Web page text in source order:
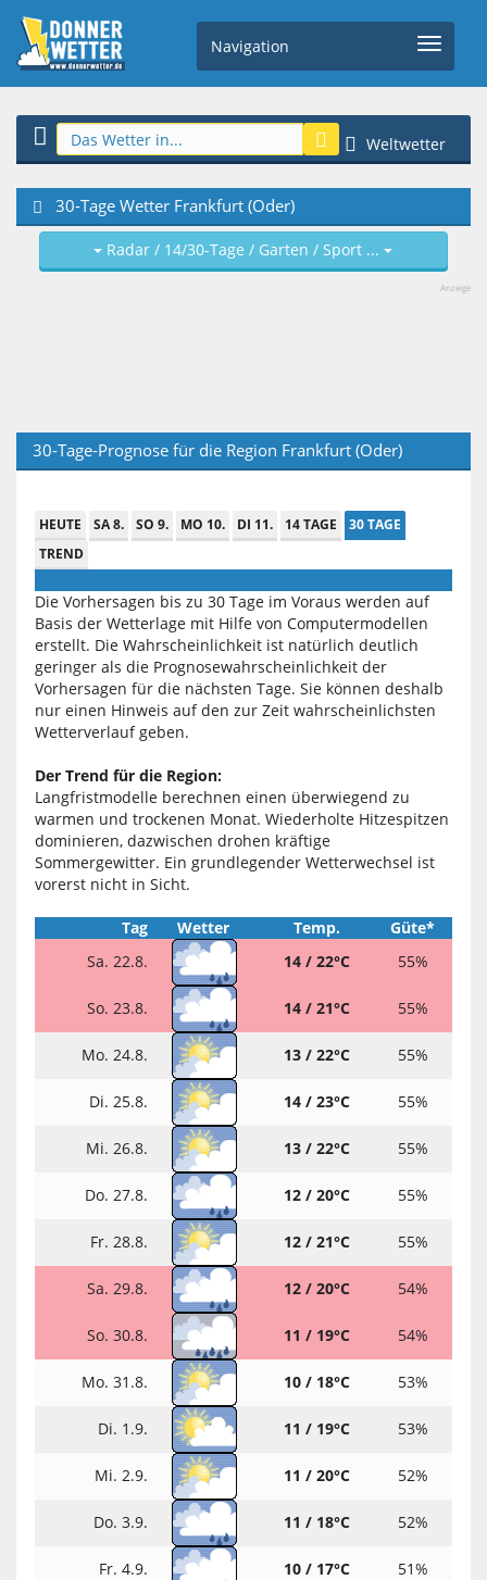
Navigation
Weltwetter
30-Tage Wetter Frankfurt (Oder)
Radar / 14/30-Tage / Garten / Sport ...
Anzeige
30-Tage-Prognose für die Region Frankfurt (Oder)
HEUTE SA 8. SO 9. MO 10. DI 11. 14 TAGE
30 TAGE
TREND
Die Vorhersagen bis zu 30 Tage im Voraus werden auf
Basis der Wetterlage mit Hilfe von Computermodellen
erstellt. Die Wahrscheinlichkeit ist natürlich deutlich
geringer als die Prognosewahrscheinlichkeit der
Vorhersagen für die nächsten Tage. Sie können deshalb
nur einen Hinweis auf den zur Zeit wahrscheinlichsten
Wetterverlauf geben.
Der Trend für die Region:
Langfristmodelle berechnen einen überwiegend zu
warmen und trockenen Monat. Wiederholte Hitzespitzen
dominieren, dazwischen drohen kräftige
Sommergewitter. Ein grundlegender Wetterwechsel ist
vorerst nicht in Sicht.
Tag Wetter Temp.
Güte*
Sa. 22.8.
14 / 22°C 55%
So. 23.8. 14 / 21°C 55%
Mo. 24.8. 13 / 22°C 55%
Di. 25.8. 14 / 23°C 55%
Mi. 26.8. 13 / 22°C 55%
Do. 27.8. 12 / 20°C 55%
Fr. 28.8. 12 / 21°C 55%
Sa. 29.8. 12 / 20°C 54%
So. 30.8. 11 / 19°C 54%
Mo. 31.8. 10 / 18°C 53%
Di. 1.9. 11 / 19°C 53%
Mi. 2.9. 11 / 20°C 52%
Do. 3.9. 11 / 18°C 52%
Fr. 4.9. 10 / 17°C 51%